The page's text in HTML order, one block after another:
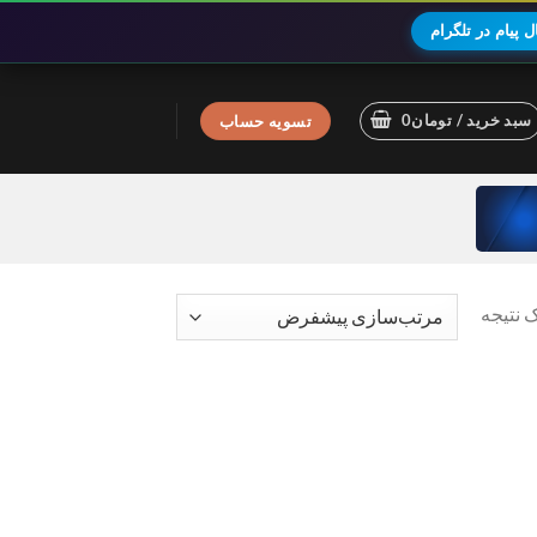
پیام در تلگرام
سبد خرید / تومان0 تسویه حساب
نتیجه